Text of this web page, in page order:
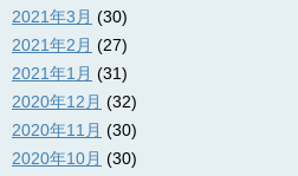
2021年3月 (30)
2021年2月 (27)
2021年1月 (31)
2020年12月 (32)
2020年11月 (30)
2020年10月 (30)